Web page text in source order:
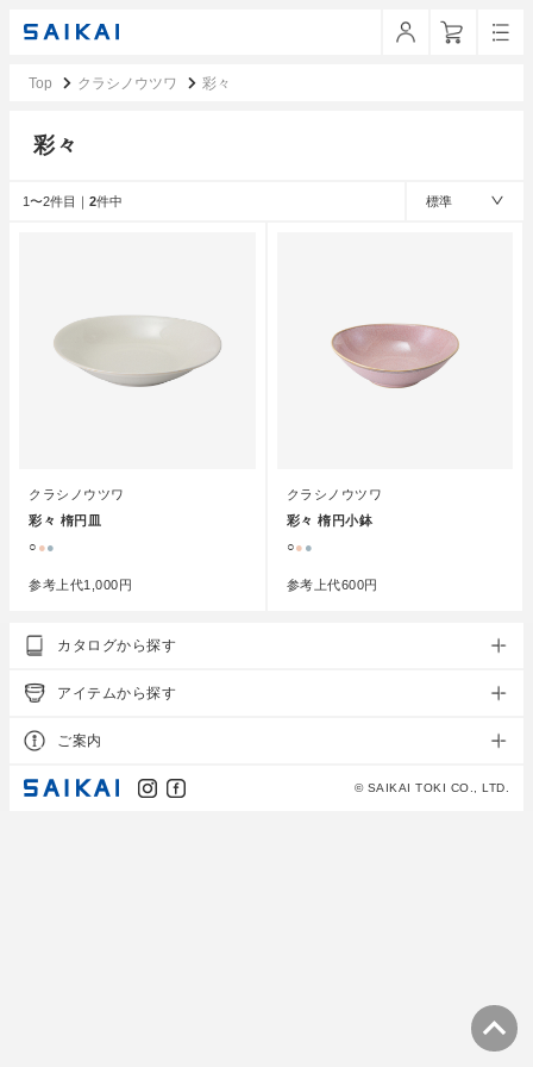
Top クラシノウツワ 彩々
彩々
1〜2件目｜ 2件中 標準
クラシノウツワ
彩々 楕円皿
○ ●●
参考上代1,000円
クラシノウツワ
彩々 楕円小鉢
○● ●
参考上代600円
カタログから探す
アイテムから探す
ご案内
© SAIKAI TOKI CO., LTD.